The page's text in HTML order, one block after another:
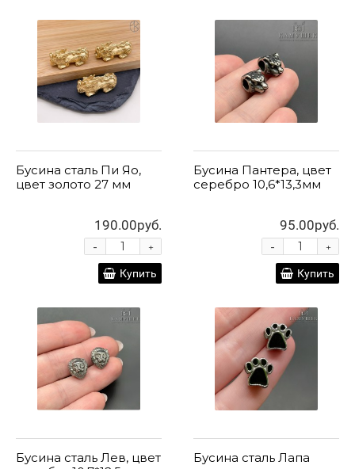
Бусина сталь Пи Яо,
цвет золото 27 мм
190.00руб.
+
-
Купить
Бусина Пантера, цвет
серебро 10,6*13,3мм
95.00руб.
+
-
Купить
Бусина сталь Лев, цвет
Бусина сталь Лапа